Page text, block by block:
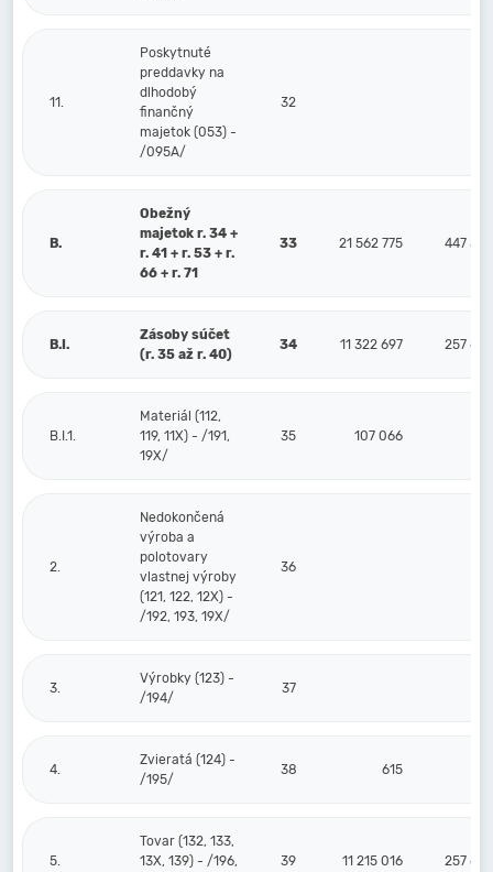
11.
Poskytnuté
preddavky na
dlhodobý
finančný
majetok (053) -
/095A/
32
B.
Obežný
majetok r. 34 +
r. 41 + r. 53 + r.
66 + r. 71
33 21 562 775 447 589
B.I.
Zásoby súčet
(r. 35 až r. 40)
34 11 322 697 257 630
B.I.1.
Materiál (112,
119, 11X) - /191,
19X/
35 107 066
2.
Nedokončená
výroba a
polotovary
vlastnej výroby
(121, 122, 12X) -
/192, 193, 19X/
36
3.
Výrobky (123) -
/194/
37
4.
Zvieratá (124) -
/195/
38 615
5.
Tovar (132, 133,
13X, 139) - /196,
39 11 215 016 257 630